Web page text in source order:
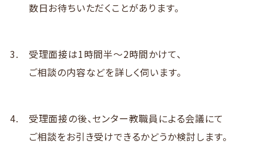
数日お待ちいただくことがあります。
受理面接は1時間半～2時間かけて、
ご相談の内容などを詳しく伺います。
受理面接の後、センター教職員による会議にて
ご相談をお引き受けできるかどうか検討します。